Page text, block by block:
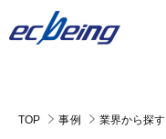
TOP 事例 業界から探す